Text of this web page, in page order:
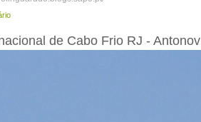
de Cabo Frio RJ - Antonov